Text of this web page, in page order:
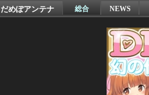
だめぽアンテナ 総合 NEWS